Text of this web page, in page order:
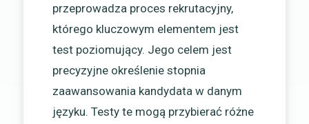
przeprowadza proces rekrutacyjny,
którego kluczowym elementem jest
test poziomujący. Jego celem jest
precyzyjne określenie stopnia
zaawansowania kandydata w danym
języku. Testy te mogą przybierać różne